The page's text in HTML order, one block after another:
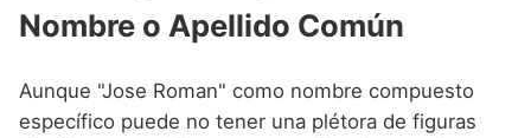
Nombre o Apellido Común
Aunque "Jose Roman" como nombre compuesto
específico puede no tener una plétora de figuras